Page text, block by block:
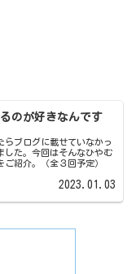
のが好きなんです
らブログに載せていなかっ
した。今回はそんなひやむ
紹介。（全３回予定）
2023.01.03